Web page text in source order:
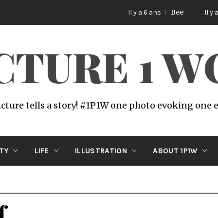
Bee Il y a 6 ans
1
tells a story! #1P1W one photo evoking one
LIFE ILLUSTRATION ABOUT 1P1W